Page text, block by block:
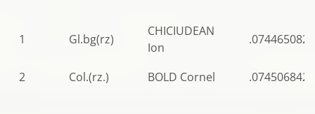
1 Gl.bg(rz)
CHICIUDEAN
Ion
.0744650828
2 Col.(rz.) BOLD Cornel .0745068427